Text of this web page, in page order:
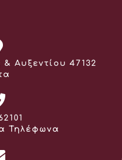
Αυξεντίου 47132
Τηλέφωνα